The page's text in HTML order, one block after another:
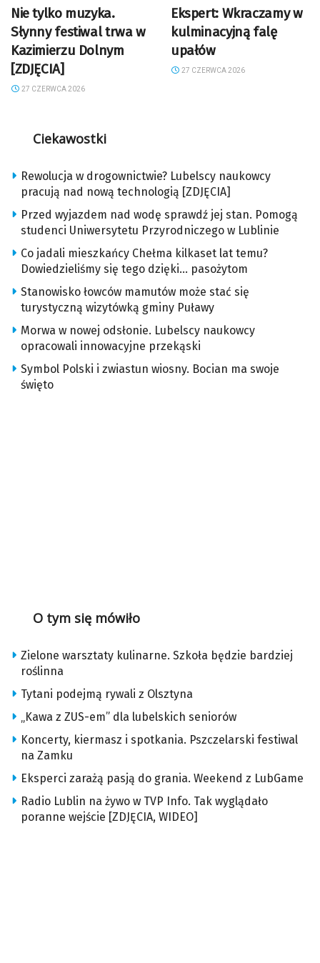
Nie tylko muzyka.
Słynny festiwal trwa w
Kazimierzu Dolnym
[ZDJĘCIA]
27 CZERWCA 2026
Ekspert: Wkraczamy w
kulminacyjną falę
upałów
27 CZERWCA 2026
Ciekawostki
Rewolucja w drogownictwie? Lubelscy naukowcy
pracują nad nową technologią [ZDJĘCIA]
Przed wyjazdem nad wodę sprawdź jej stan. Pomogą
studenci Uniwersytetu Przyrodniczego w Lublinie
Co jadali mieszkańcy Chełma kilkaset lat temu?
Dowiedzieliśmy się tego dzięki… pasożytom
Stanowisko łowców mamutów może stać się
turystyczną wizytówką gminy Puławy
Morwa w nowej odsłonie. Lubelscy naukowcy
opracowali innowacyjne przekąski
Symbol Polski i zwiastun wiosny. Bocian ma swoje
święto
O tym się mówiło
Zielone warsztaty kulinarne. Szkoła będzie bardziej
roślinna
Tytani podejmą rywali z Olsztyna
„Kawa z ZUS-em” dla lubelskich seniorów
Koncerty, kiermasz i spotkania. Pszczelarski festiwal
na Zamku
Eksperci zarażą pasją do grania. Weekend z LubGame
Radio Lublin na żywo w TVP Info. Tak wyglądało
poranne wejście [ZDJĘCIA, WIDEO]